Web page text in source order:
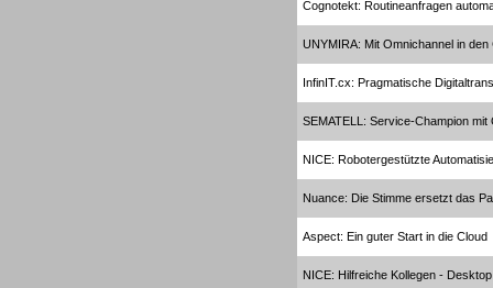
Cognotekt: Routineanfragen
UNYMIRA: Mit Omnichannel in
InfinIT.cx: Pragmatische
SEMATELL: Service-Champion mit
NICE: Robotergestützte
Nuance: Die Stimme ersetzt das
Aspect: Ein guter Start in die Cloud
NICE: Hilfreiche Kollegen -